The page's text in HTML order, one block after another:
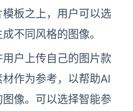
板之上，用户可以选
不同风格的图像。
户上传自己的图片款
作为参考，以帮助AI
像。可以选择智能参